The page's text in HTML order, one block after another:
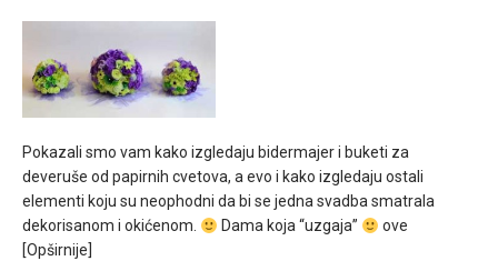
Pokazali smo vam kako izgledaju bidermajer i buketi za
deveruše od papirnih cvetova, a evo i kako izgledaju ostali
elementi koju su neophodni da bi se jedna svadba smatrala
dekorisanom i okićenom.
Dama koja “uzgaja”
ove
[Opširnije]